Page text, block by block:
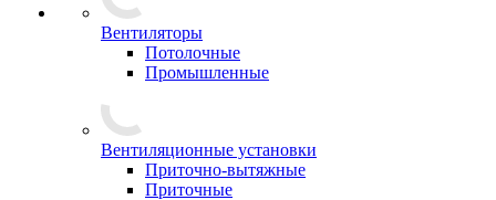
Вентиляторы
Потолочные
Промышленные
Вентиляционные установки
Приточно-вытяжные
Приточные